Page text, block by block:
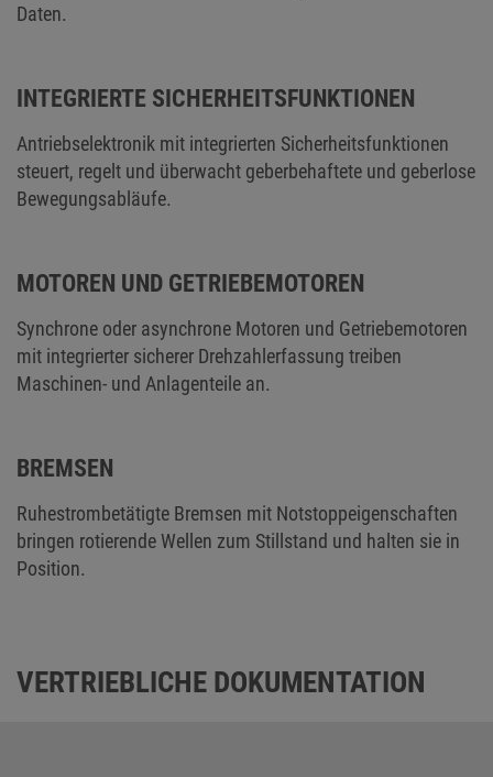
Daten.
INTEGRIERTE SICHERHEITSFUNKTIONEN
Antriebselektronik mit integrierten Sicherheitsfunktionen
steuert, regelt und überwacht geberbehaftete und geberlose
Bewegungsabläufe.
MOTOREN UND GETRIEBEMOTOREN
Synchrone oder asynchrone Motoren und Getriebemotoren
mit integrierter sicherer Drehzahlerfassung treiben
Maschinen- und Anlagenteile an.
BREMSEN
Ruhestrombetätigte Bremsen mit Notstoppeigenschaften
bringen rotierende Wellen zum Stillstand und halten sie in
Position.
VERTRIEBLICHE DOKUMENTATION